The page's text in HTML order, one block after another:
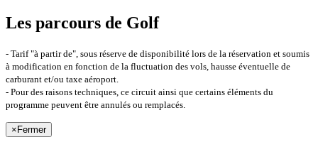
Les parcours de Golf
- Tarif "à partir de", sous réserve de disponibilité lors de la réservation et soumis
à modification en fonction de la fluctuation des vols, hausse éventuelle de
carburant et/ou taxe aéroport.
- Pour des raisons techniques, ce circuit ainsi que certains éléments du
programme peuvent être annulés ou remplacés.
× Fermer